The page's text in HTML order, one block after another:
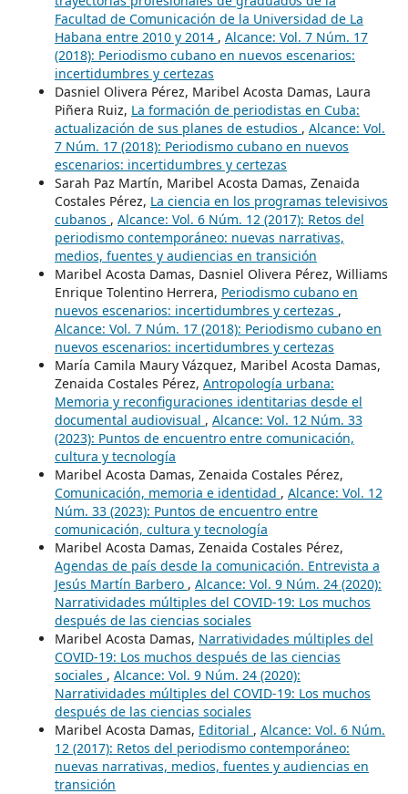
Facultad de Comunicación de la Universidad de La
Habana entre 2010 y 2014 , Alcance: Vol. 7 Núm. 17
(2018): Periodismo cubano en nuevos escenarios:
incertidumbres y certezas
Dasniel Olivera Pérez, Maribel Acosta Damas, Laura
Piñera Ruiz, La formación de periodistas en Cuba:
actualización de sus planes de estudios , Alcance: Vol.
7 Núm. 17 (2018): Periodismo cubano en nuevos
escenarios: incertidumbres y certezas
Sarah Paz Martín, Maribel Acosta Damas, Zenaida
Costales Pérez, La ciencia en los programas televisivos
cubanos , Alcance: Vol. 6 Núm. 12 (2017): Retos del
periodismo contemporáneo: nuevas narrativas,
medios, fuentes y audiencias en transición
Maribel Acosta Damas, Dasniel Olivera Pérez, Williams
Enrique Tolentino Herrera, Periodismo cubano en
nuevos escenarios: incertidumbres y certezas ,
Alcance: Vol. 7 Núm. 17 (2018): Periodismo cubano en
nuevos escenarios: incertidumbres y certezas
María Camila Maury Vázquez, Maribel Acosta Damas,
Zenaida Costales Pérez, Antropología urbana:
Memoria y reconfiguraciones identitarias desde el
documental audiovisual , Alcance: Vol. 12 Núm. 33
(2023): Puntos de encuentro entre comunicación,
cultura y tecnología
Maribel Acosta Damas, Zenaida Costales Pérez,
Comunicación, memoria e identidad , Alcance: Vol. 12
Núm. 33 (2023): Puntos de encuentro entre
comunicación, cultura y tecnología
Maribel Acosta Damas, Zenaida Costales Pérez,
Agendas de país desde la comunicación. Entrevista a
Jesús Martín Barbero , Alcance: Vol. 9 Núm. 24 (2020):
Narratividades múltiples del COVID-19: Los muchos
después de las ciencias sociales
Maribel Acosta Damas, Narratividades múltiples del
COVID-19: Los muchos después de las ciencias
sociales , Alcance: Vol. 9 Núm. 24 (2020):
Narratividades múltiples del COVID-19: Los muchos
después de las ciencias sociales
Maribel Acosta Damas, Editorial , Alcance: Vol. 6 Núm.
12 (2017): Retos del periodismo contemporáneo:
nuevas narrativas, medios, fuentes y audiencias en
transición